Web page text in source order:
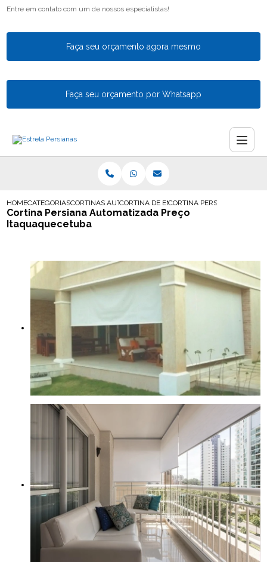
Entre em contato com um de nossos especialistas!
Faça seu orçamento agora mesmo
Faça seu orçamento por Whatsapp
HOMECATEGORIASCORTINAS AUTOMATICASCORTINA DE ENROLAR AUTOMATICA
CORTINA PERSIANA
Cortina Persiana Automatizada Preço
Itaquaquecetuba